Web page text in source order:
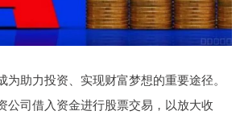
助力投资、实现财富梦想的重要途径。
公司借入资金进行股票交易，以放大收